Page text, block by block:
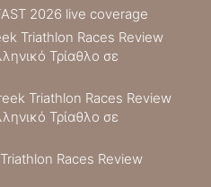
2026 live coverage
Triathlon Races Review
Τρίαθλο σε
Triathlon Races Review
Τρίαθλο σε
Races Review